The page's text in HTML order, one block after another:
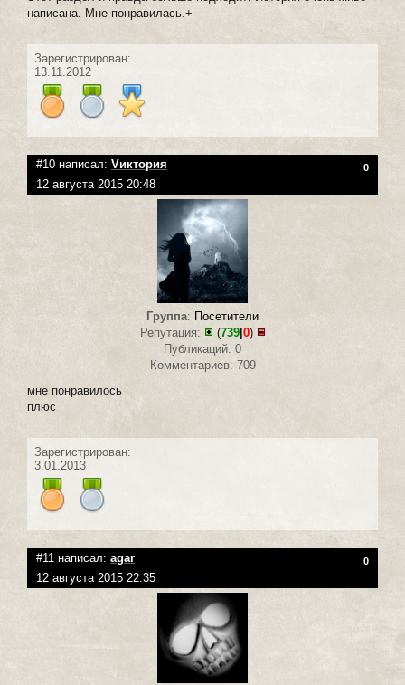
написана. Мне понравилась.+
Зарегистрирован:
13.11.2012
#10 написал: Vиктория 0
12 августа 2015 20:48
Группа: Посетители
Репутация:
(739|0)
Публикаций: 0
Комментариев: 709
мне понравилось
плюс
Зарегистрирован:
3.01.2013
#11 написал: agar 0
12 августа 2015 22:35